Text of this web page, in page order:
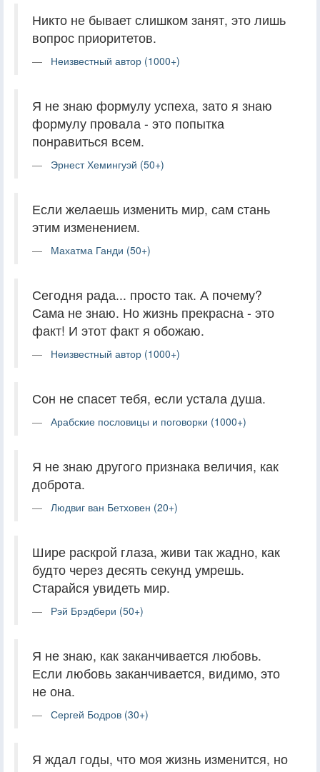
Никто не бывает слишком занят, это лишь
вопрос приоритетов.
Неизвестный автор (1000+)
Я не знаю формулу успеха, зато я знаю
формулу провала - это попытка
понравиться всем.
Эрнест Хемингуэй (50+)
Если желаешь изменить мир, сам стань
этим изменением.
Махатма Ганди (50+)
Сегодня рада... просто так. А почему?
Сама не знаю. Но жизнь прекрасна - это
факт! И этот факт я обожаю.
Неизвестный автор (1000+)
Сон не спасет тебя, если устала душа.
Арабские пословицы и поговорки (1000+)
Я не знаю другого признака величия, как
доброта.
Людвиг ван Бетховен (20+)
Шире раскрой глаза, живи так жадно, как
будто через десять секунд умрешь.
Старайся увидеть мир.
Рэй Брэдбери (50+)
Я не знаю, как заканчивается любовь.
Если любовь заканчивается, видимо, это
не она.
Сергей Бодров (30+)
Я ждал годы, что моя жизнь изменится, но